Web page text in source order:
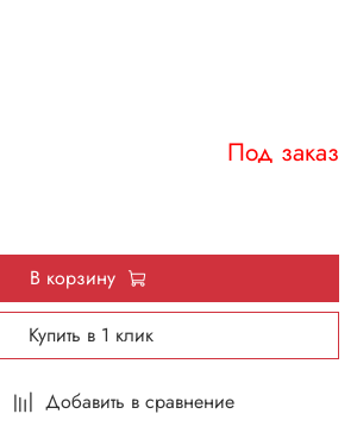
Добавить в сравнение
Под заказ
В корзину
Купить в 1 клик